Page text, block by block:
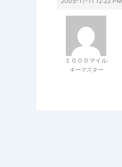
１０００マイル
キーマスター